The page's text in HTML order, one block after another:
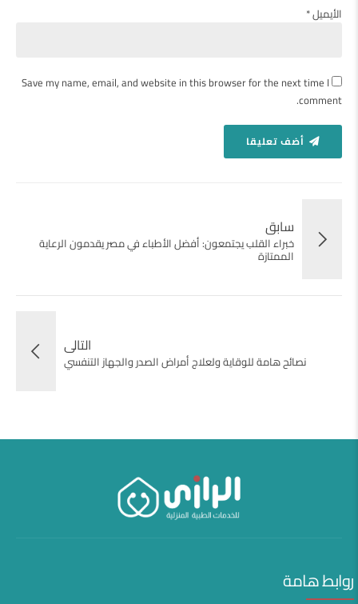
الأيميل *
Save my name, email, and website in this browser for the next time I
comment.
أضف تعليقا
سابق
خبراء القلب يجتمعون: أفضل الأطباء في مصر يقدمون الرعاية
الممتازة
التالى
نصائح هامة للوقاية ولعلاج أمراض الصدر والجهاز التنفسي
روابط هامة